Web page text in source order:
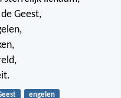
Geest,
engelen